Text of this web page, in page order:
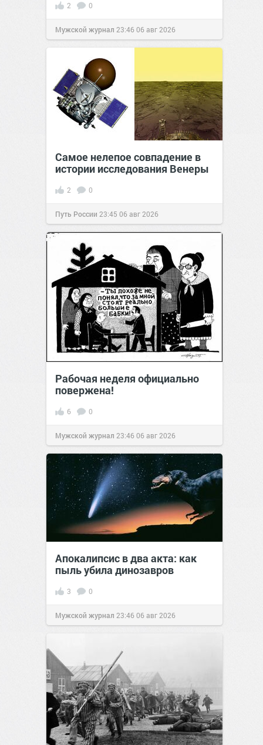
2 0
Мужской журнал 23:4606 авг 2026
Самое нелепое совпадение в
истории исследования Венеры
2 0
Путь России 23:45 06 авг 2026
Рабочая неделя официально
повержена!
6 0
Мужской журнал 23:4606 авг 2026
Апокалипсис в два акта: как
пыль убила динозавров
3 0
Мужской журнал 23:4606 авг 2026